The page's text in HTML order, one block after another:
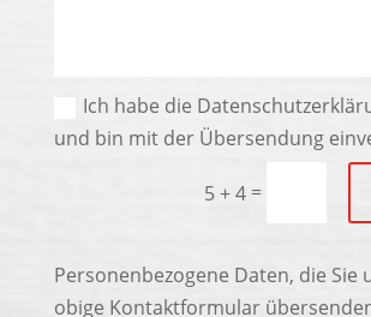
Ich habe die
und bin mit der Übersendung
5 + 4 =
Personenbezogene Daten, die Sie
obige Kontaktformular